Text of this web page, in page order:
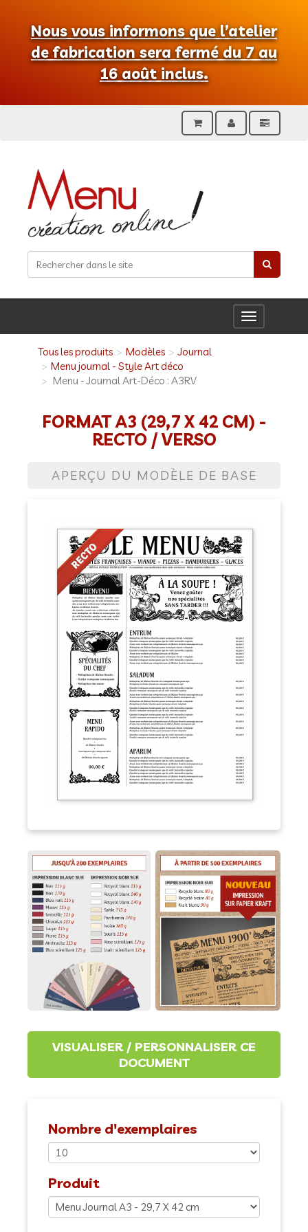
Nous vous informons que l’atelier
de fabrication sera fermé du 7 au
16 août inclus.
Toggle
navigation
Tous les produits
Modèles
Journal
Menu journal - Style Art déco
Menu - Journal Art-Déco : A3RV
FORMAT A3 (29,7 X 42 CM) -
RECTO / VERSO
APERÇU DU MODÈLE DE BASE
Nombre d'exemplaires
Produit